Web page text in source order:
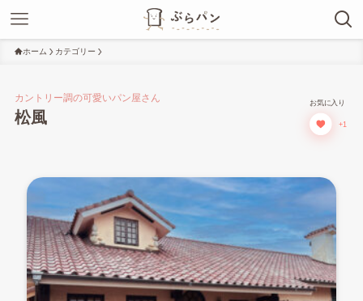
ホーム カテゴリー
カントリー調の可愛いパン屋さん
松風
お気に入り
+1